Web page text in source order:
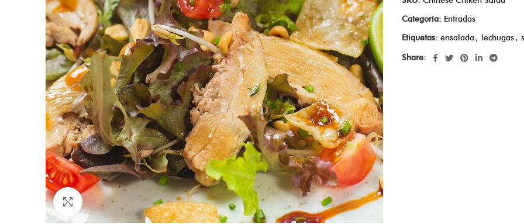
Click to enlarge
Categoría: Entradas
Etiquetas: ensalada , lechugas ,
Share: